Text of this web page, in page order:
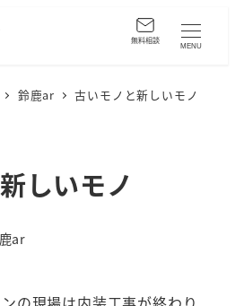
MENU
鈴鹿ar 古いモノと新しいモノ
しいモノ
ー
ar
無料相談